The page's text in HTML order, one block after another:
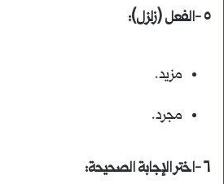
٥ -الفعل (زلزل):
مزيد.
مجرد.
٦ -اختر الإجابة الصحيحة: